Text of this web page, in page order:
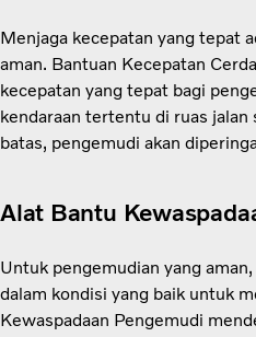
Menjaga kecepatan yang tepat
aman. Bantuan Kecepatan
kecepatan yang tepat bagi
kendaraan tertentu di ruas jalan
batas, pengemudi akan
Alat Bantu
Untuk pengemudian yang
dalam kondisi yang baik untuk
Kewaspadaan Pengemudi